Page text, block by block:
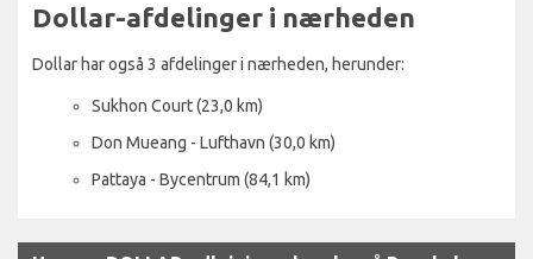
Dollar-afdelinger i nærheden
Dollar har også 3 afdelinger i nærheden, herunder:
Sukhon Court (23,0 km)
Don Mueang - Lufthavn (30,0 km)
Pattaya - Bycentrum (84,1 km)